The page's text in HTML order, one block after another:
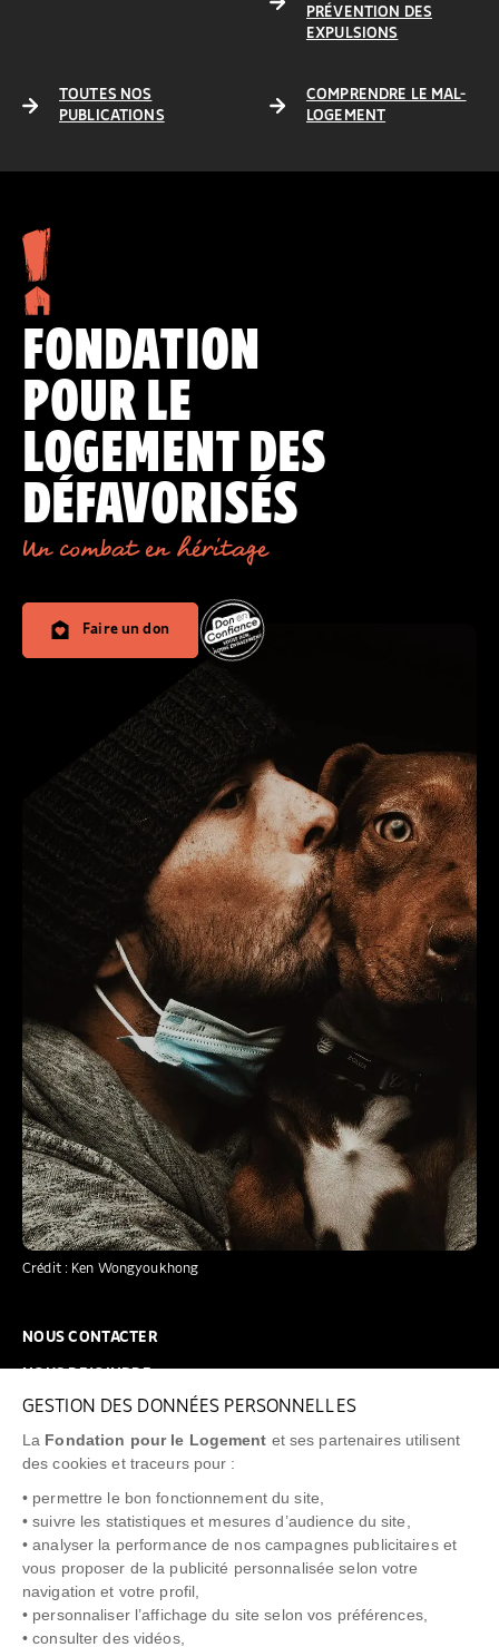
GESTION DES DONNÉES PERSONNELLES
La Fondation pour le Logement et ses partenaires utilisent
des cookies et traceurs pour :
• permettre le bon fonctionnement du site,
• suivre les statistiques et mesures d’audience du site,
• analyser la performance de nos campagnes publicitaires et
vous proposer de la publicité personnalisée selon votre
navigation et votre profil,
• personnaliser l’affichage du site selon vos préférences,
• consulter des vidéos,
PRÉVENTION DES
EXPULSIONS
TOUTES NOS
PUBLICATIONS
COMPRENDRE LE MAL-
LOGEMENT
Crédit : Ken Wongyoukhong
FONDATION
POUR LE
LOGEMENT DES
DÉFAVORISÉS
Un combat en héritage
Faire un don
NOUS CONTACTER
FAQ
NEWSLETTER
"Allô Prévention Expulsion" 0805 299 049